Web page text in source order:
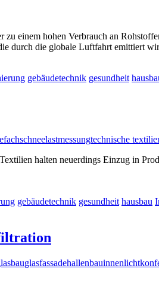
einem hohen Verbrauch an
durch die globale Luftfahrt emittiert
gebäudetechnik gesundheit
schneelastmessungtechnische
halten neuerdings Einzug in
gebäudetechnik gesundheit hausbau
glasfassadehallenbauinnenlicht